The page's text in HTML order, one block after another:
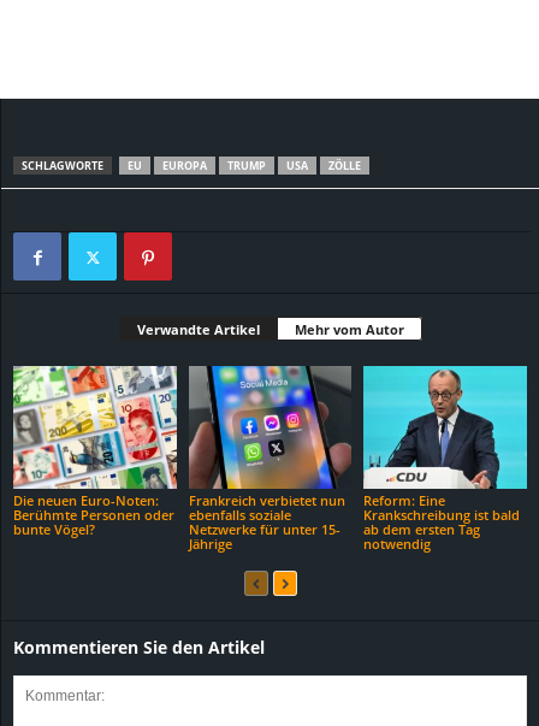
SCHLAGWORTE EU EUROPA TRUMP USA ZÖLLE
Verwandte Artikel Mehr vom Autor
Die neuen Euro-Noten:
Berühmte Personen oder
bunte Vögel?
Frankreich verbietet nun
ebenfalls soziale
Netzwerke für unter 15-
Jährige
Reform: Eine
Krankschreibung ist bald
ab dem ersten Tag
notwendig
Kommentieren Sie den Artikel